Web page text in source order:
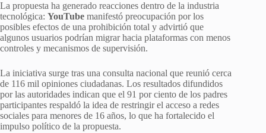
La propuesta ha generado reacciones dentro de la industria
tecnológica: YouTube manifestó preocupación por los
posibles efectos de una prohibición total y advirtió que
algunos usuarios podrían migrar hacia plataformas con menos
controles y mecanismos de supervisión.
La iniciativa surge tras una consulta nacional que reunió cerca
de 116 mil opiniones ciudadanas. Los resultados difundidos
por las autoridades indican que el 91 por ciento de los padres
participantes respaldó la idea de restringir el acceso a redes
sociales para menores de 16 años, lo que ha fortalecido el
impulso político de la propuesta.